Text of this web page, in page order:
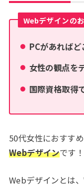
Webデザインの
PCがあれば
女性の観点を
国際資格取得
50代女性におすす
Webデザインです！
Webデザインとは